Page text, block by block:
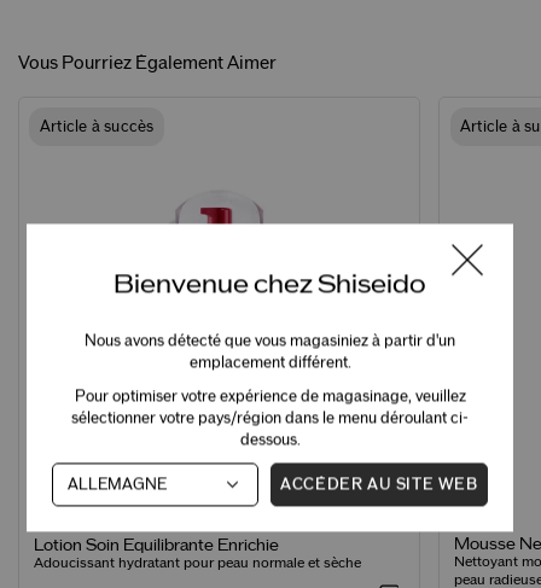
Vous Pourriez Également Aimer
Article à succès
Lotion Soin Equilibrante Enrichie
Adoucissant hydratant pour peau normale et sèche
Article à
Mousse
Nettoyant
peau
Bienvenue chez Shiseido
Nous avons détecté que vous magasiniez à partir d'un
emplacement différent.
Pour optimiser votre expérience de magasinage, veuillez
sélectionner votre pays/région dans le menu déroulant ci-
dessous.
ACCÉDER AU SITE WEB